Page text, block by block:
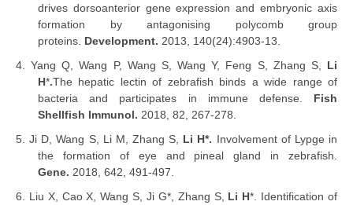
drives dorsoanterior gene expression and embryonic axis
formation by antagonising polycomb group
proteins. Development. 2013, 140(24):4903-13.
4.Yang Q, Wang P, Wang S, Wang Y, Feng S, Zhang S, Li
H*.The hepatic lectin of zebrafish binds a wide range of
bacteria and participates in immune defense. Fish
Shellfish Immunol. 2018, 82, 267-278.
5.Ji D, Wang S, Li M, Zhang S, Li H*. Involvement of Lypge in
the formation of eye and pineal gland in zebrafish.
Gene. 2018, 642, 491-497.
6. Liu X, Cao X, Wang S, Ji G*, Zhang S, Li H*. Identification of